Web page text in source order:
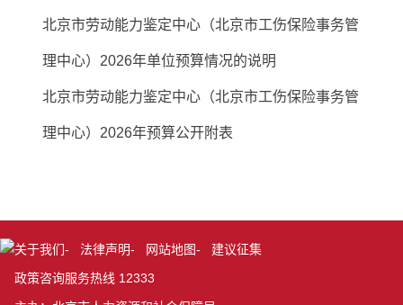
北京市劳动能力鉴定中心（北京市工伤保险事务管
理中心）2026年单位预算情况的说明
北京市劳动能力鉴定中心（北京市工伤保险事务管
理中心）2026年预算公开附表
关于我们- 法律声明- 网站地图- 建议征集
政策咨询服务热线 12333